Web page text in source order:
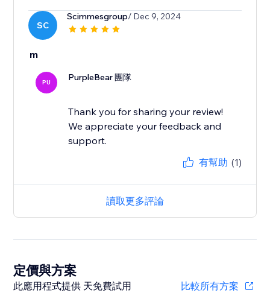
SC
Scimmesgroup/ Dec 9, 2024
m
PU PurpleBear 團隊
Thank you for sharing your review!
We appreciate your feedback and
support.
有幫助 (1)
讀取更多評論
定價與方案
此應用程式提供 天免費試用 比較所有方案